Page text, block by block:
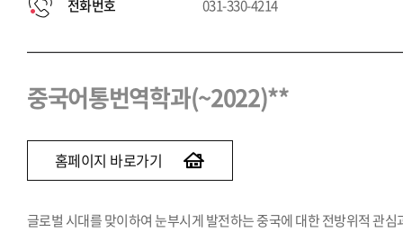
전화번호 031-330-4214
중국어통번역학과(~2022)**
홈페이지 바로가기
글로벌 시대를 맞이하여 눈부시게 발전하는 중국에 대한 전방위적 관심